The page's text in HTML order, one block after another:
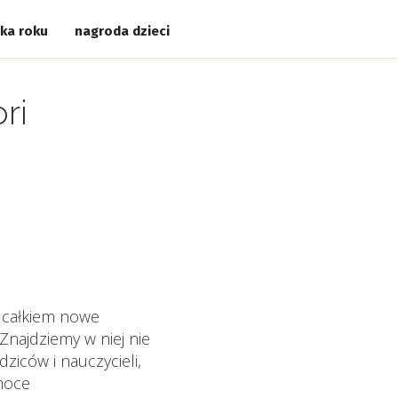
roku nagroda dzieci
nowe
w niej nie
i nauczycieli,